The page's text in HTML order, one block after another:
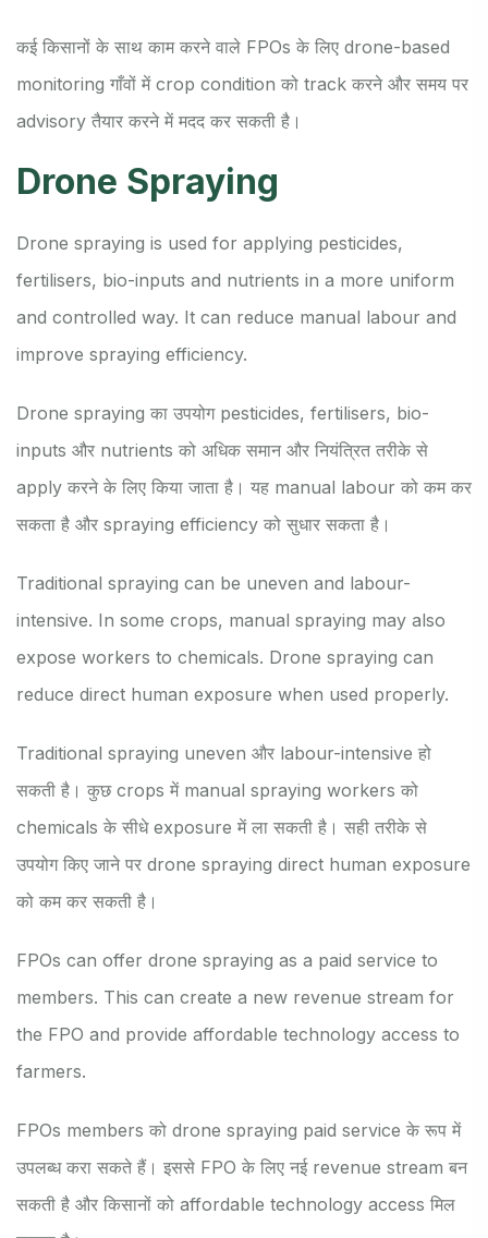
कई किसानों के साथ काम करने वाले FPOs के लिए drone-based
monitoring गाँवों में crop condition को track करने और समय पर
advisory तैयार करने में मदद कर सकती है।
Drone Spraying
Drone spraying is used for applying pesticides,
fertilisers, bio-inputs and nutrients in a more uniform
and controlled way. It can reduce manual labour and
improve spraying efficiency.
Drone spraying का उपयोग pesticides, fertilisers, bio-
inputs और nutrients को अधिक समान और नियंत्रित तरीके से
apply करने के लिए किया जाता है। यह manual labour को कम कर
सकता है और spraying efficiency को सुधार सकता है।
Traditional spraying can be uneven and labour-
intensive. In some crops, manual spraying may also
expose workers to chemicals. Drone spraying can
reduce direct human exposure when used properly.
Traditional spraying uneven और labour-intensive हो
सकती है। कुछ crops में manual spraying workers को
chemicals के सीधे exposure में ला सकती है। सही तरीके से
उपयोग किए जाने पर drone spraying direct human exposure
को कम कर सकती है।
FPOs can offer drone spraying as a paid service to
members. This can create a new revenue stream for
the FPO and provide affordable technology access to
farmers.
FPOs members को drone spraying paid service के रूप में
उपलब्ध करा सकते हैं। इससे FPO के लिए नई revenue stream बन
सकती है और किसानों को affordable technology access मिल